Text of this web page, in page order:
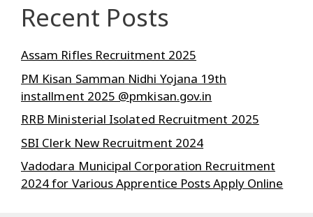
Recent Posts
Assam Rifles Recruitment 2025
PM Kisan Samman Nidhi Yojana 19th
installment 2025 @pmkisan.gov.in
RRB Ministerial Isolated Recruitment 2025
SBI Clerk New Recruitment 2024
Vadodara Municipal Corporation Recruitment
2024 for Various Apprentice Posts Apply Online